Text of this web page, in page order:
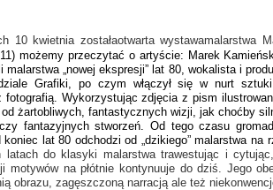
10 kwietnia zostałaotwarta wystawamalarstwa
możemy przeczytać o artyście: Marek
„nowej ekspresji” lat 80, wokalista i
Grafiki, po czym włączył się w nurt
Wykorzystując zdjęcia z pism
od żartobliwych, fantastycznych wizji, jak choćby
fantazyjnych stworzeń. Od tego czasu
lat 80 odchodzi od „dzikiego” malarstwa
do klasyki malarstwa trawestując i
motywów na płótnie kontynuuje do dziś. Jego
obrazu, zagęszczoną narracją ale też